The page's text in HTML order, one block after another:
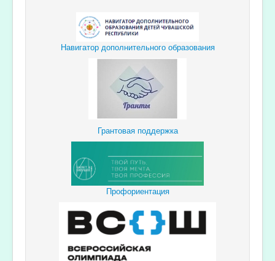
Навигатор дополнительного образования
Грантовая поддержка
Профориентация